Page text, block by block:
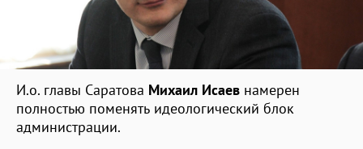
И.о. главы Саратова Михаил Исаев намерен
полностью поменять идеологический блок
администрации.